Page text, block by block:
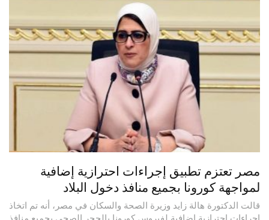
مصر تعتزم تطبيق إجراءات احترازية إضافية
لمواجهة كورونا بجميع منافذ دخول البلاد
قالت الدكتورة هالة زايد وزيرة الصحة والسكان في مصر، أنه تم اتخاذ
إجراءات احترازية إضافية لفيروس كورونا بالحجر الصحي بجميع منافذ